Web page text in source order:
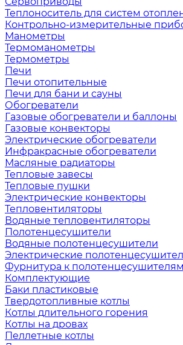
Теплоноситель для систем
Контрольно-измерительные
Манометры
Термоманометры
Термометры
Печи
Печи отопительные
Печи для бани и сауны
Обогреватели
Газовые обогреватели и баллоны
Газовые конвекторы
Электрические обогреватели
Инфракрасные обогреватели
Масляные радиаторы
Тепловые завесы
Тепловые пушки
Электрические конвекторы
Тепловентиляторы
Водяные тепловентиляторы
Полотенцесушители
Водяные полотенцесушители
Электрические
Фурнитура к полотенцесушителям
Комплектующие
Баки пластиковые
Твердотопливные котлы
Котлы длительного горения
Котлы на дровах
Пеллетные котлы